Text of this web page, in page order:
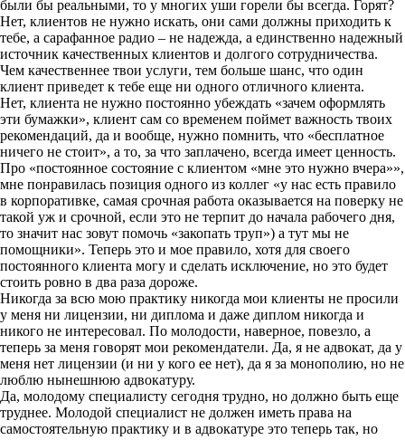
были бы реальными, то у многих уши горели бы всегда. Горят?
Нет, клиентов не нужно искать, они сами должны приходить к
тебе, а сарафанное радио – не надежда, а единственно надежный
источник качественных клиентов и долгого сотрудничества.
Чем качественнее твои услуги, тем больше шанс, что один
клиент приведет к тебе еще ни одного отличного клиента.
Нет, клиента не нужно постоянно убеждать «зачем оформлять
эти бумажки», клиент сам со временем поймет важность твоих
рекомендаций, да и вообще, нужно помнить, что «бесплатное
ничего не стоит», а то, за что заплачено, всегда имеет ценность.
Про «постоянное состояние с клиентом «мне это нужно вчера»»,
мне понравилась позиция одного из коллег «у нас есть правило
в корпоративке, самая срочная работа оказывается на поверку не
такой уж и срочной, если это не терпит до начала рабочего дня,
то значит нас зовут помочь «закопать труп») а тут мы не
помощники». Теперь это и мое правило, хотя для своего
постоянного клиента могу и сделать исключение, но это будет
стоить ровно в два раза дороже.
Никогда за всю мою практику никогда мои клиенты не просили
у меня ни лицензии, ни диплома и даже диплом никогда и
никого не интересовал. По молодости, наверное, повезло, а
теперь за меня говорят мои рекомендатели. Да, я не адвокат, да у
меня нет лицензии (и ни у кого ее нет), да я за монополию, но не
люблю нынешнюю адвокатуру.
Да, молодому специалисту сегодня трудно, но должно быть еще
труднее. Молодой специалист не должен иметь права на
самостоятельную практику и в адвокатуре это теперь так, но